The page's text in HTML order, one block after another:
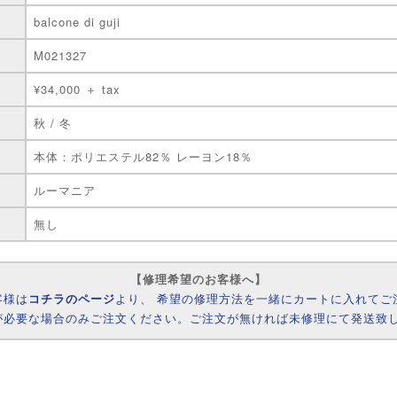
balcone di guji
M021327
¥34,000 ＋ tax
秋 / 冬
本体：ポリエステル82％ レーヨン18％
ルーマニア
無し
【修理希望のお客様へ】
は コチラのページより、 希望の修理方法を一緒にカートに入れてご
要な場合のみご注文ください。ご注文が無ければ未修理にて発送致し